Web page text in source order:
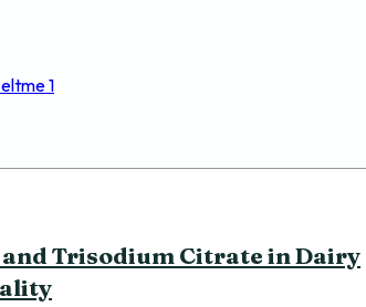
1
Trisodium Citrate in Dairy